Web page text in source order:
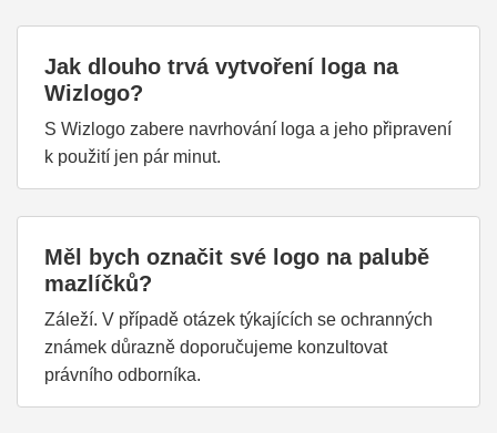
Jak dlouho trvá vytvoření loga na
Wizlogo?
S Wizlogo zabere navrhování loga a jeho připravení
k použití jen pár minut.
Měl bych označit své logo na palubě
mazlíčků?
Záleží. V případě otázek týkajících se ochranných
známek důrazně doporučujeme konzultovat
právního odborníka.